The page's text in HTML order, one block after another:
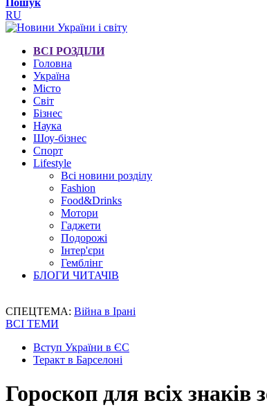
Пошук
RU
ВСІ РОЗДІЛИ
Головна
Україна
Місто
Світ
Бізнес
Наука
Шоу-бізнес
Спорт
Lifestyle
Всі новини розділу
Fashion
Food&Drinks
Мотори
Гаджети
Подорожі
Інтер'єри
Гемблінг
БЛОГИ ЧИТАЧІВ
СПЕЦТЕМА: Війна в Ірані
ВСІ ТЕМИ
Вступ України в ЄС
Теракт в Барселоні
Гороскоп для всіх знаків